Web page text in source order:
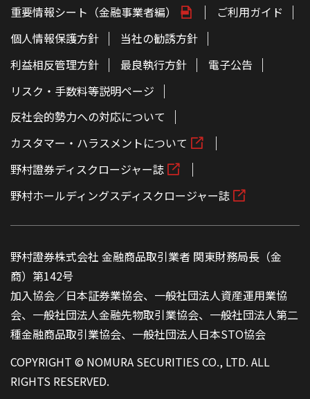
重要情報シート（金融事業者編）
ご利用ガイド
個人情報保護方針
当社の勧誘方針
利益相反管理方針
最良執行方針
電子公告
リスク・手数料等説明ページ
反社会的勢力への対応について
カスタマー・ハラスメントについて
野村證券ディスクロージャー誌
野村ホールディングスディスクロージャー誌
野村證券株式会社 金融商品取引業者 関東財務局長（金
商）第142号
加入協会／日本証券業協会、一般社団法人資産運用業協
会、一般社団法人金融先物取引業協会、一般社団法人第二
種金融商品取引業協会、一般社団法人日本STO協会
COPYRIGHT © NOMURA SECURITIES CO., LTD. ALL
RIGHTS RESERVED.